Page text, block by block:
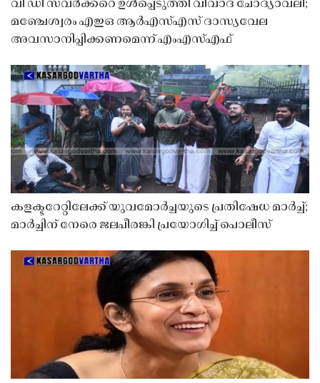
വി ഡി സവർക്കറെ ഉൾപ്പെടുത്തി വിവാദ ചോദ്യാവലി;
മഞ്ചേശ്വരം എഇഒ ആർഎസ്എസ് ദാസ്യവേല
അവസാനിപ്പിക്കണമെന്ന് എംഎസ്എഫ്
കളക്ടറേറ്റിലേക്ക് യുവമോർച്ചയുടെ പ്രതിഷേധ മാർച്ച്;
മാർച്ചിന് നേരെ ജലപീരങ്കി പ്രയോഗിച്ച് പൊലീസ്